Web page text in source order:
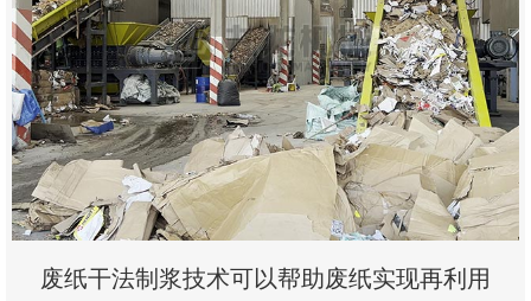
废纸干法制浆技术可以帮助废纸实现再利用